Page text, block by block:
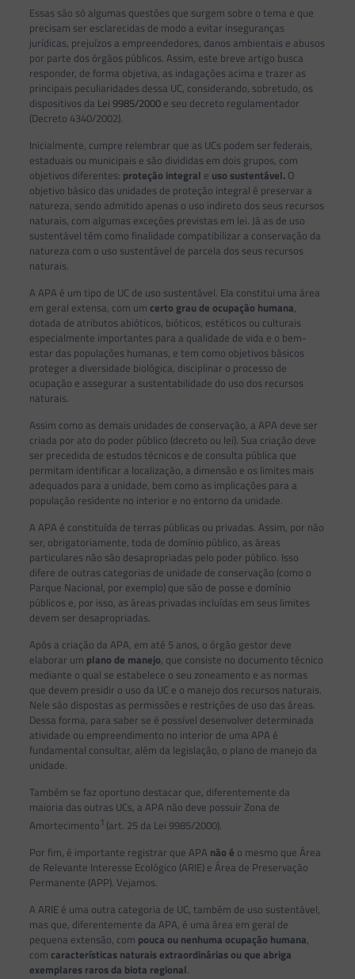
Essas são só algumas questões que surgem sobre o tema e que
precisam ser esclarecidas de modo a evitar inseguranças
jurídicas, prejuízos a empreendedores, danos ambientais e abusos
por parte dos órgãos públicos. Assim, este breve artigo busca
responder, de forma objetiva, as indagações acima e trazer as
principais peculiaridades dessa UC, considerando, sobretudo, os
dispositivos da Lei 9985/2000e seu decreto regulamentador
(Decreto 4340/2002).
Inicialmente, cumpre relembrar que as UCs podem ser federais,
estaduais ou municipais e são divididas em dois grupos, com
objetivos diferentes: proteção integral e uso sustentável. O
objetivo básico das unidades de proteção integral é preservar a
natureza, sendo admitido apenas o uso indireto dos seus recursos
naturais, com algumas exceções previstas em lei. Já as de uso
sustentável têm como finalidade compatibilizar a conservação da
natureza com o uso sustentável de parcela dos seus recursos
naturais.
A APA é um tipo de UC de uso sustentável. Ela constitui uma área
em geral extensa, com um certo grau de ocupação humana,
dotada de atributos abióticos, bióticos, estéticos ou culturais
especialmente importantes para a qualidade de vida e o bem-
estar das populações humanas, e tem como objetivos básicos
proteger a diversidade biológica, disciplinar o processo de
ocupação e assegurar a sustentabilidade do uso dos recursos
naturais.
Assim como as demais unidades de conservação, a APA deve ser
criada por ato do poder público (decreto ou lei). Sua criação deve
ser precedida de estudos técnicos e de consulta pública que
permitam identificar a localização, a dimensão e os limites mais
adequados para a unidade, bem como as implicações para a
população residente no interior e no entorno da unidade.
A APA é constituída de terras públicas ou privadas. Assim, por não
ser, obrigatoriamente, toda de domínio público, as áreas
particulares não são desapropriadas pelo poder público. Isso
difere de outras categorias de unidade de conservação (como o
Parque Nacional, por exemplo) que são de posse e domínio
públicos e, por isso, as áreas privadas incluídas em seus limites
devem ser desapropriadas.
Após a criação da APA, em até 5 anos, o órgão gestor deve
elaborar um plano de manejo, que consiste no documento técnico
mediante o qual se estabelece o seu zoneamento e as normas
que devem presidir o uso da UC e o manejo dos recursos naturais.
Nele são dispostas as permissões e restrições de uso das áreas.
Dessa forma, para saber se é possível desenvolver determinada
atividade ou empreendimento no interior de uma APA é
fundamental consultar, além da legislação, o plano de manejo da
unidade.
Também se faz oportuno destacar que, diferentemente da
maioria das outras UCs, a APA não deve possuir Zona de
Amortecimento1 (art. 25 da Lei 9985/2000).
Por fim, é importante registrar que APA não é o mesmo que Área
de Relevante Interesse Ecológico (ARIE) e Área de Preservação
Permanente (APP). Vejamos.
A ARIE é uma outra categoria de UC, também de uso sustentável,
mas que, diferentemente da APA, é uma área em geral de
pequena extensão, com pouca ou nenhuma ocupação humana,
com características naturais extraordinárias ou que abriga
exemplares raros da biota regional.